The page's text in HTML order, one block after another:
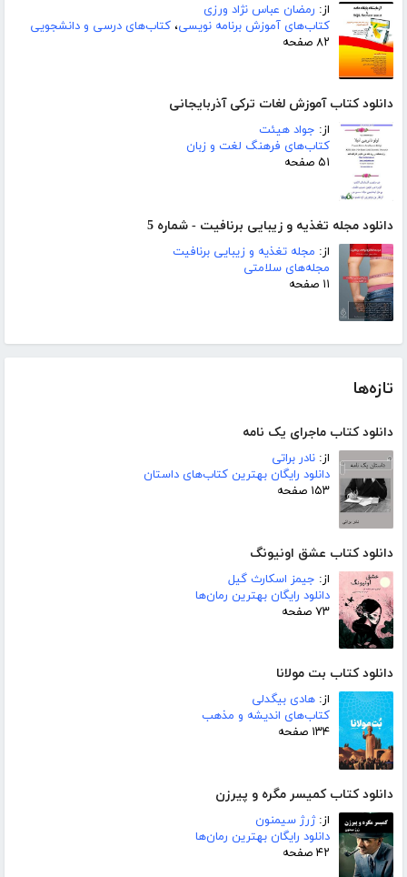
از: رمضان عباس نژاد ورزی
کتاب‌های آموزش برنامه نویسی، کتاب‌های درسی و دانشجویی
۸۲ صفحه
دانلود کتاب آموزش لغات ترکی آذربایجانی
از: جواد هیئت
کتاب‌های فرهنگ لغت و زبان
۵۱ صفحه
دانلود مجله تغذیه و زیبایی برنافیت - شماره 5
از: مجله تغذیه و زیبایی برنافیت
مجله‌های سلامتی
۱۱ صفحه
تازه‌ها
دانلود کتاب ماجرای یک نامه
از: نادر براتی
دانلود رایگان بهترین کتاب‌های داستان
۱۵۳ صفحه
دانلود کتاب عشق اونیونگ
از: جیمز اسکارث گیل
دانلود رایگان بهترین رمان‌ها
۷۳ صفحه
دانلود کتاب بت مولانا
از: هادی بیگدلی
کتاب‌های اندیشه و مذهب
۱۳۴ صفحه
دانلود کتاب کمیسر مگره و پیرزن
از:ژرژ سیمنون
دانلود رایگان بهترین رمان‌ها
۴۲ صفحه